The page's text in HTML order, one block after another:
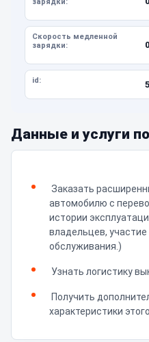
Скорость медленной
зарядки:
id:
Данные и услуги
Заказать
автомобилю с
истории
владельцев,
обслуживания.)
Узнать логистику
Получить
характеристики